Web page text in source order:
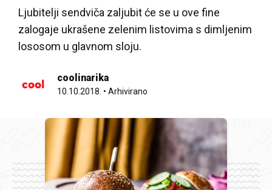
Ljubitelji sendviča zaljubit će se u ove fine
zalogaje ukrašene zelenim listovima s dimljenim
lososom u glavnom sloju.
coolinarika
10.10.2018. • Arhivirano